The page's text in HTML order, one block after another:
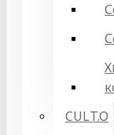
CULT.O